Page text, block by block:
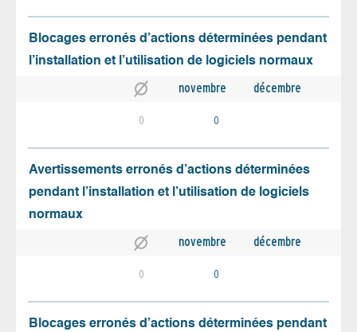
Blocages erronés d’actions déterminées pendant
l’installation et l’utilisation de logiciels normaux
novembre décembre
0 0
Avertissements erronés d’actions déterminées
pendant l’installation et l’utilisation de logiciels
normaux
novembre décembre
0 0
Blocages erronés d’actions déterminées pendant